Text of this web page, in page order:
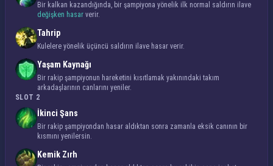
Bir kalkan kazandığında, bir şampiyona yönelik ilk normal saldırın ilave
değişken hasar verir.
Tahrip
Kulelere yönelik üçüncü saldırın ilave hasar verir.
Yaşam Kaynağı
Bir rakip şampiyonun hareketini kısıtlamak yakınındaki takım
arkadaşlarının canlarını yeniler.
SLOT 2
İkinci Şans
Bir rakip şampiyondan hasar aldıktan sonra zamanla eksik canının bir
kısmını yenilersin.
Kemik Zırh